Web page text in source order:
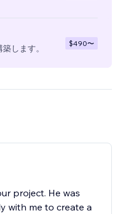
します。
$490〜
project. He was
with me to create a